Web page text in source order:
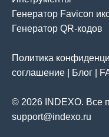
Генератор Favicon
Генератор QR-кодов
Политика
соглашение
Блог
© 2026 INDEXO. Все
support@indexo.ru